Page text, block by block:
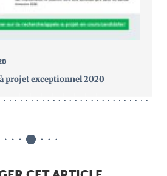
projet exceptionnel 2020